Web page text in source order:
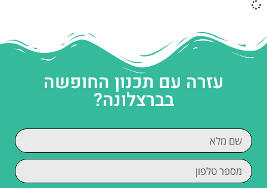
עזרה עם תכנון החופשה
בברצלונה?